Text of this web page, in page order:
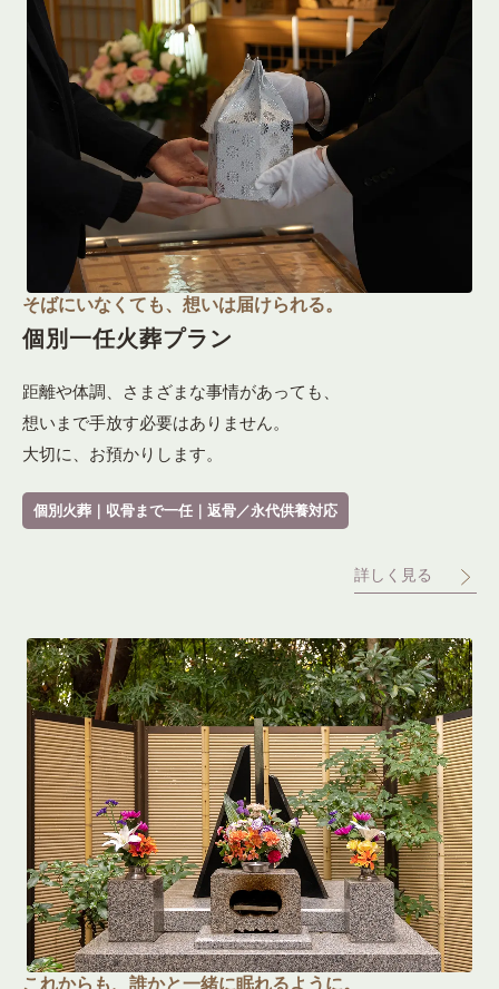
そばにいなくても、想いは届けられる。
個別一任火葬プラン
距離や体調、さまざまな事情があっても、
想いまで手放す必要はありません。
大切に、お預かりします。
個別火葬｜収骨まで一任｜返骨／永代供養対応
詳しく見る
これからも、誰かと一緒に眠れるように。